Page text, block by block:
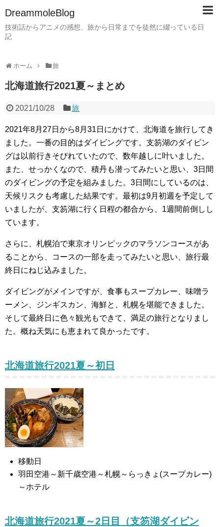
DreammoleBlog
技術話からアニメの感想、旅から日常までを徒然に綴っている日
記
ホーム 旅
北海道旅行2021夏～まとめ
2021/10/28 旅
2021年8月27日から8月31日にかけて、北海道を旅行してき
ました。一番の目的はダイビングです。支笏湖のダイビン
グは以前行きそびれていたので、数年越しに叶いました。
また、せっかくなので、積丹も潜ってみたいと思い、3日間
のダイビングの予定を組みました。3日間にしているのは、
天候リスクも考慮した結果です。最初は9月初週を予定して
いましたが、支笏湖に行く日程の都合から、1週間前倒しし
ています。
さらに、札幌泊で東京オリンピックのマラソンコースがあ
ることから、コースの一部を走ってみたいと思い、旅行最
終日にねじ込みました。
ダイビングがメインですが、食事もスープカレー、味噌ラ
ーメン、ジンギスカン、海鮮と、札幌を堪能できました。
そして最終日に色々観光もできて、満足の旅行となりまし
た。概ね天気にも恵まれて良かったです。
北海道旅行2021夏～初日
移動日
羽田空港～新千歳空港～札幌～らっきょ(スープカレー)
～ホテル
北海道旅行2021夏～2日目（支笏湖ダイビン